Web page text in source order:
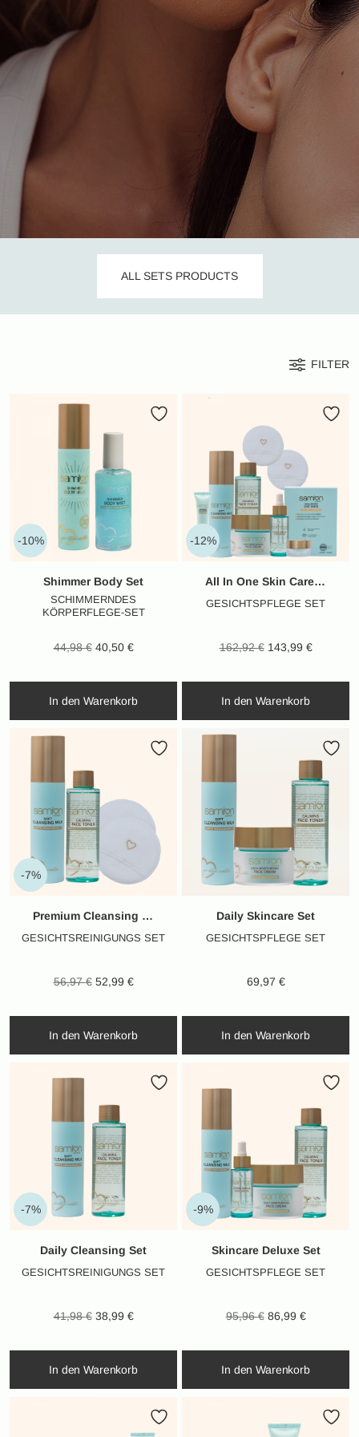
ALL SETS PRODUCTS
FILTER
-10%
Shimmer Body Set
SCHIMMERNDES
KÖRPERFLEGE-SET
44,98€ Ursprünglicher
40,50 €Aktueller
In den Warenkorb
-12%
All In One Skin Care Set
GESICHTSPFLEGE SET
162,92€ Ursprünglicher
143,99 €
In den Warenkorb
-7%
Premium Cleansing Set
GESICHTSREINIGUNGS SET
56,97€ Ursprünglicher
52,99 €Aktueller
In den Warenkorb
Daily Skincare Set
GESICHTSPFLEGE SET
69,97 €
In den Warenkorb
-7%
Daily Cleansing Set
GESICHTSREINIGUNGS SET
41,98€ Ursprünglicher
38,99 €Aktueller
In den Warenkorb
-9%
Skincare Deluxe Set
GESICHTSPFLEGE SET
95,96€ Ursprünglicher
86,99 €Aktueller
In den Warenkorb